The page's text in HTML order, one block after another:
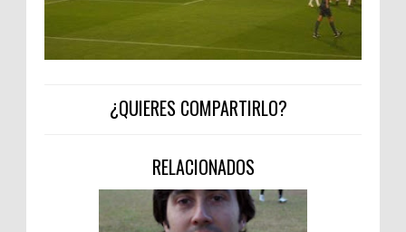
¿QUIERES COMPARTIRLO?
RELACIONADOS